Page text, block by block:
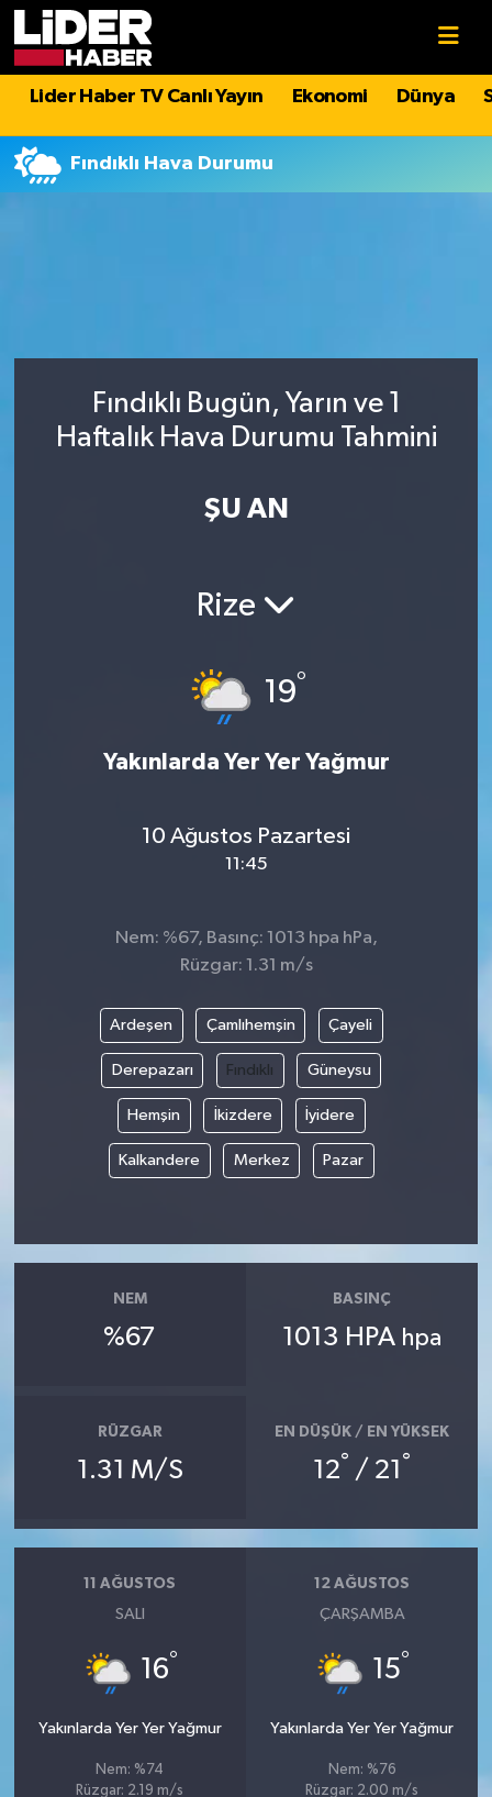
Lider Haber TV Canlı Yayın Ekonomi Dünya
Fındıklı Hava Durumu
Fındıklı Bugün, Yarın ve 1
Haftalık Hava Durumu Tahmini
ŞU AN
Rize
19°
Yakınlarda Yer Yer Yağmur
10 Ağustos Pazartesi
11:45
Nem: %67, Basınç: 1013 hpa hPa,
Rüzgar: 1.31 m/s
Ardeşen Çamlıhemşin Çayeli
Derepazarı Fındıklı Güneysu
Hemşin İkizdere İyidere
Kalkandere Merkez Pazar
NEM
%67
BASINÇ
1013 HPA hpa
RÜZGAR
1.31 M/S
EN DÜŞÜK / EN YÜKSEK
12° / 21 °
11 AĞUSTOS
SALI
16°
Yakınlarda Yer Yer Yağmur
Nem: %74
Rüzgar: 2.19 m/s
12 AĞUSTOS
ÇARŞAMBA
15°
Yakınlarda Yer Yer Yağmur
Nem: %76
Rüzgar: 2.00 m/s
Politika
Asayiş
Spor
Hava Durumu
İstanbul Namaz Vakitleri
Tüm Manşetler
Son Dakika Haberleri